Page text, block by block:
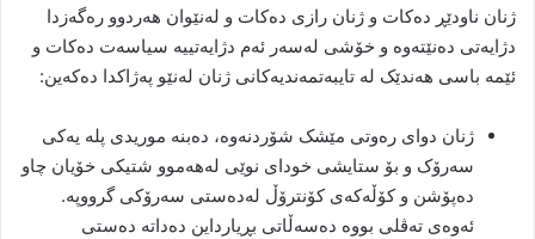
ژنان ناودێڕ دەکات و ژنان رازی دەکات و لەنێوان هەردوو رەگەزدا
دژایەتی دەنێتەوە و خۆشی لەسەر ئەم دژایەتییە سیاسەت دەکات و
ئێمە باسی هەندێک لە تایبەتمەندیەکانی ژنان لەنێو پەژاکدا دەکەین:
ژنان دوای رەوتی مێشک شۆردنەوە، دەبنە موریدی پلە یەکی
سەرۆک و بۆ ستایشی خودای نوێی لەهەموو شتیکی خۆیان چاو
دەپۆشن و کۆڵەکەی کۆنترۆڵ لەدەستی سەرۆکی گرووپە.
ئەوەی تەڤلی بووە دەسەڵاتی بڕیارداین دەداتە دەستی